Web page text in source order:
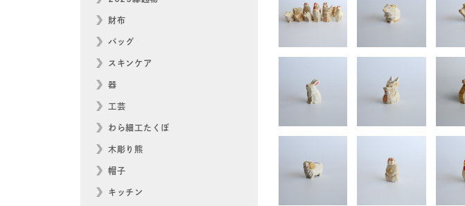
財布
バッグ
スキンケア
器
工芸
わら細工たくぼ
木彫り熊
帽子
キッチン